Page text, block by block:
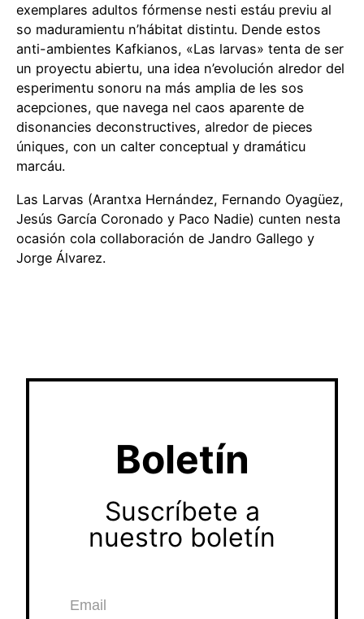
exemplares adultos fórmense nesti estáu previu al
so maduramientu n’hábitat distintu. Dende estos
anti-ambientes Kafkianos, «Las larvas» tenta de ser
un proyectu abiertu, una idea n’evolución alredor del
esperimentu sonoru na más amplia de les sos
acepciones, que navega nel caos aparente de
disonancies deconstructives, alredor de pieces
úniques, con un calter conceptual y dramáticu
marcáu.
Las Larvas (Arantxa Hernández, Fernando Oyagüez,
Jesús García Coronado y Paco Nadie) cunten nesta
ocasión cola collaboración de Jandro Gallego y
Jorge Álvarez.
Boletín
Suscríbete a
nuestro boletín